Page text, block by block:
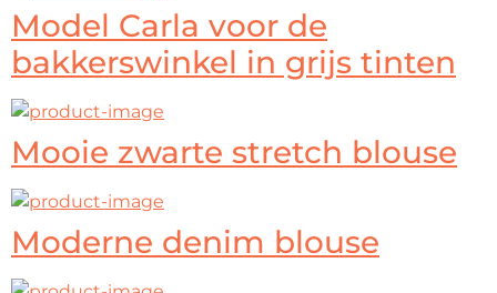
Model Carla voor de
bakkerswinkel in grijs tinten
Mooie zwarte stretch blouse
Moderne denim blouse